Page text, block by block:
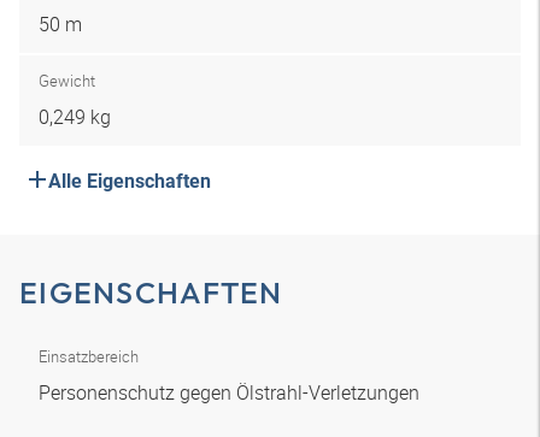
50 m
Gewicht
0,249 kg
Alle Eigenschaften
EIGENSCHAFTEN
Einsatzbereich
Personenschutz gegen Ölstrahl-Verletzungen